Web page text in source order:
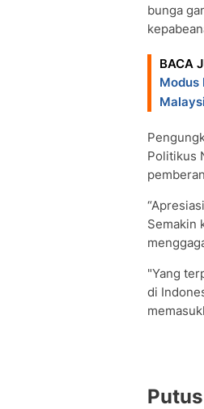
bunga
BACA
Modus
Politikus
Semakin
"Yang
di